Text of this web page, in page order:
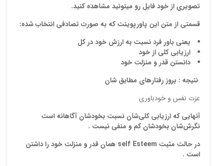
تصویری از خود فایل رو میتونید مشاهده کنید.
قسمتی از متن این پاورپوینت که به صورت تصادفی انتخاب شده:
يعني باور فرد نسبت به ارزش خود در كل
ارزیابی کلی از خود
دانستن قدر و منزلت خود
نتیجه : بروز رفتارهای مطابق شان
عزت نفس و خودباوری
آنهايي كه ارزيابي كلي‌شان نسبت بخودشان آگاهانه است
نگرش‌شان بخودشان كم و منفي نیست .
در حالت مثبت self Esteem همان قدر و منزلت خود را داشتن
است .